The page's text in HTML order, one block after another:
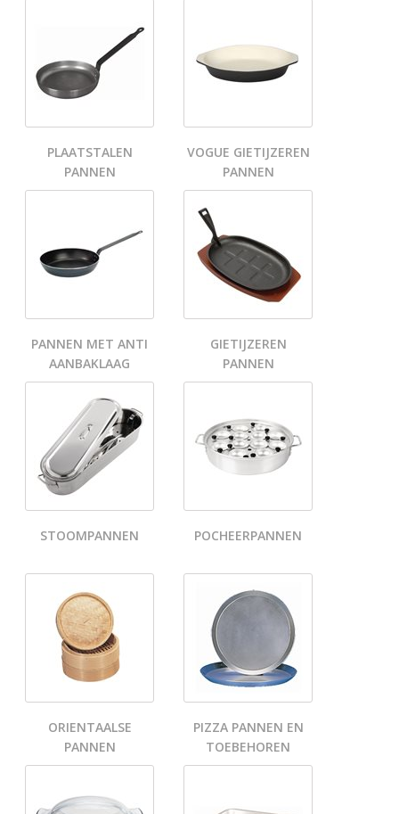
PLAATSTALEN
PANNEN
VOGUE GIETIJZEREN
PANNEN
PANNEN MET ANTI
AANBAKLAAG
GIETIJZEREN
PANNEN
STOOMPANNEN POCHEERPANNEN
ORIENTAALSE
PANNEN
PIZZA PANNEN EN
TOEBEHOREN